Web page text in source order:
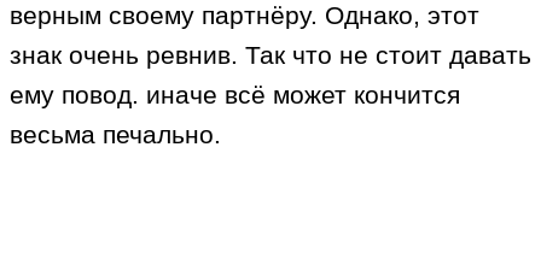
верным своему партнёру. Однако, этот
знак очень ревнив. Так что не стоит давать
ему повод. иначе всё может кончится
весьма печально.